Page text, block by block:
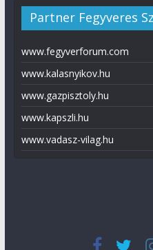
Partner Fegyveres
www.fegyverforum.com
www.kalasnyikov.hu
www.gazpisztoly.hu
www.kapszli.hu
www.vadasz-vilag.hu